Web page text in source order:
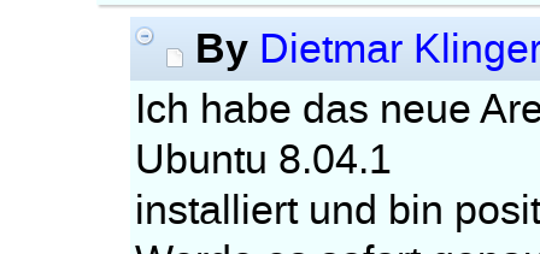
By Dietmar
Ich habe das neue
Ubuntu 8.04.1
installiert und bin